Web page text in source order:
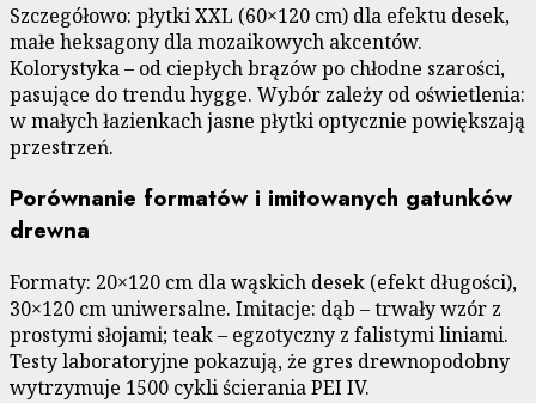
Szczegółowo: płytki XXL (60×120 cm) dla efektu desek,
małe heksagony dla mozaikowych akcentów.
Kolorystyka – od ciepłych brązów po chłodne szarości,
pasujące do trendu hygge. Wybór zależy od oświetlenia:
w małych łazienkach jasne płytki optycznie powiększają
przestrzeń.
Porównanie formatów i imitowanych gatunków
drewna
Formaty: 20×120 cm dla wąskich desek (efekt długości),
30×120 cm uniwersalne. Imitacje: dąb – trwały wzór z
prostymi słojami; teak – egzotyczny z falistymi liniami.
Testy laboratoryjne pokazują, że gres drewnopodobny
wytrzymuje 1500 cykli ścierania PEI IV.